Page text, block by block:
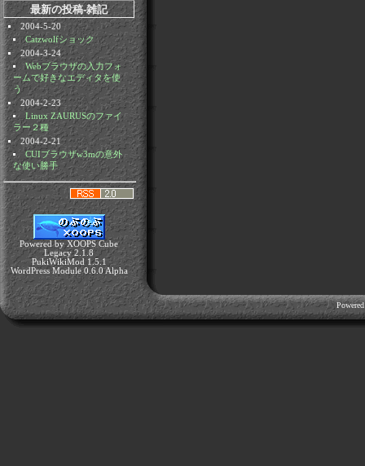
最新の投稿-雑記
2004-5-20
Catzwolfショック
2004-3-24
Webブラウザの入力フォ
ームで好きなエディタを使
う
2004-2-23
Linux ZAURUSのファイ
ラー２種
2004-2-21
CUIブラウザw3mの意外
な使い勝手
Powered by XOOPS Cube
Legacy 2.1.8
PukiWikiMod 1.5.1
WordPress Module 0.6.0 Alpha